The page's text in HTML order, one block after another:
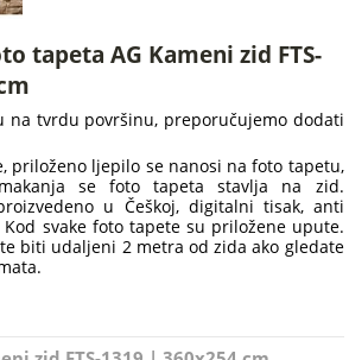
tapeta AG Kameni zid FTS-
na tvrdu površinu, preporučujemo dodati
priloženo ljepilo se nanosi na foto tapetu,
se foto tapeta stavlja na zid.
u Češkoj, digitalni tisak, anti
svake foto tapete su priložene upute.
biti udaljeni 2 metra od zida ako gledate